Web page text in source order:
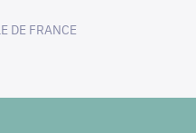
DE FRANCE